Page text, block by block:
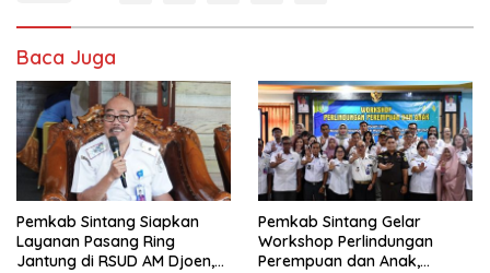
Baca Juga
Pemkab Sintang Siapkan
Layanan Pasang Ring
Jantung di RSUD AM Djoen,
Pemkab Sintang Gelar
Workshop Perlindungan
Perempuan dan Anak,